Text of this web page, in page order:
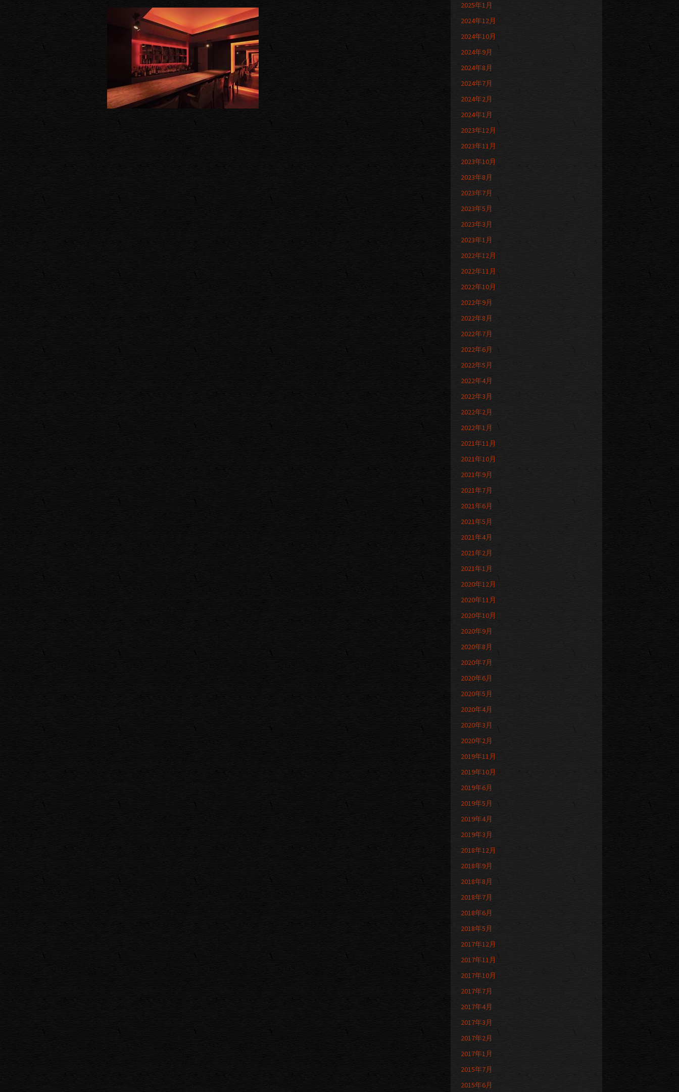
2025年1月
2024年12月
2024年10月
2024年9月
2024年8月
2024年7月
2024年2月
2024年1月
2023年12月
2023年11月
2023年10月
2023年8月
2023年7月
2023年5月
2023年3月
2023年1月
2022年12月
2022年11月
2022年10月
2022年9月
2022年8月
2022年7月
2022年6月
2022年5月
2022年4月
2022年3月
2022年2月
2022年1月
2021年11月
2021年10月
2021年9月
2021年7月
2021年6月
2021年5月
2021年4月
2021年2月
2021年1月
2020年12月
2020年11月
2020年10月
2020年9月
2020年8月
2020年7月
2020年6月
2020年5月
2020年4月
2020年3月
2020年2月
2019年11月
2019年10月
2019年6月
2019年5月
2019年4月
2019年3月
2018年12月
2018年9月
2018年8月
2018年7月
2018年6月
2018年5月
2017年12月
2017年11月
2017年10月
2017年7月
2017年4月
2017年3月
2017年2月
2017年1月
2015年7月
2015年6月